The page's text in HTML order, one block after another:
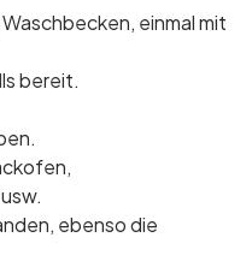
einmal mit
bereit.
ebenso die